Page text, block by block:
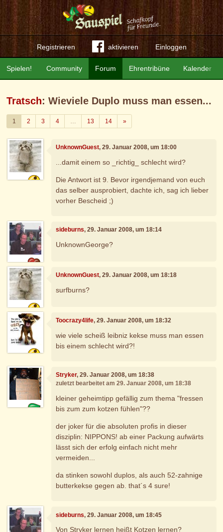
Registrieren aktivieren Einloggen
Community Forum Ehrentribüne Kalender
Spielen!
Tratsch: Wieviele Duplo muss man essen...
1 2 3 4 … 13 14 »Weiter
UnknownGuest, 29. Januar 2008, um 18:00
...damit einem so _richtig_ schlecht wird?
Die Antwort ist 9. Bevor irgendjemand von euch
das selber ausprobiert, dachte ich, sag ich lieber
vorher Bescheid ;)
sideburns, 29. Januar 2008, um 18:14
UnknownGeorge?
UnknownGuest, 29. Januar 2008, um 18:18
surfburns?
Toocrazy4life, 29. Januar 2008, um 18:32
wie viele scheiß leibniz kekse muss man essen
bis einem schlecht wird?!
Stryker, 29. Januar 2008, um 18:38
zuletzt bearbeitet am 29. Januar 2008, um 18:38
kleiner geheimtipp gefällig zum thema "fressen
bis zum zum kotzen fühlen"??
der joker für die absoluten profis in dieser
disziplin: NIPPONS! ab einer Packung aufwärts
lässt sich der erfolg einfach nicht mehr
vermeiden...
da stinken sowohl duplos, als auch 52-zahnige
butterkekse gegen ab. that´s 4 sure!
sideburns, 29. Januar 2008, um 18:45
Von Stryker lernen heißt Kotzen lernen?